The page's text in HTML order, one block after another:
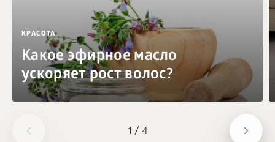
1 / 4
КРАСОТА
Какое эфирное масло
ускоряет рост волос?